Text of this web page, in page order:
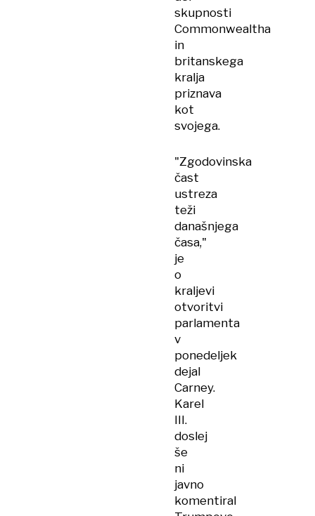
skupnosti
Commonwealtha
in
britanskega
kralja
priznava
kot
svojega.
"Zgodovinska
čast
ustreza
teži
današnjega
časa,"
je
o
kraljevi
otvoritvi
parlamenta
v
ponedeljek
dejal
Carney.
Karel
III.
doslej
še
ni
javno
komentiral